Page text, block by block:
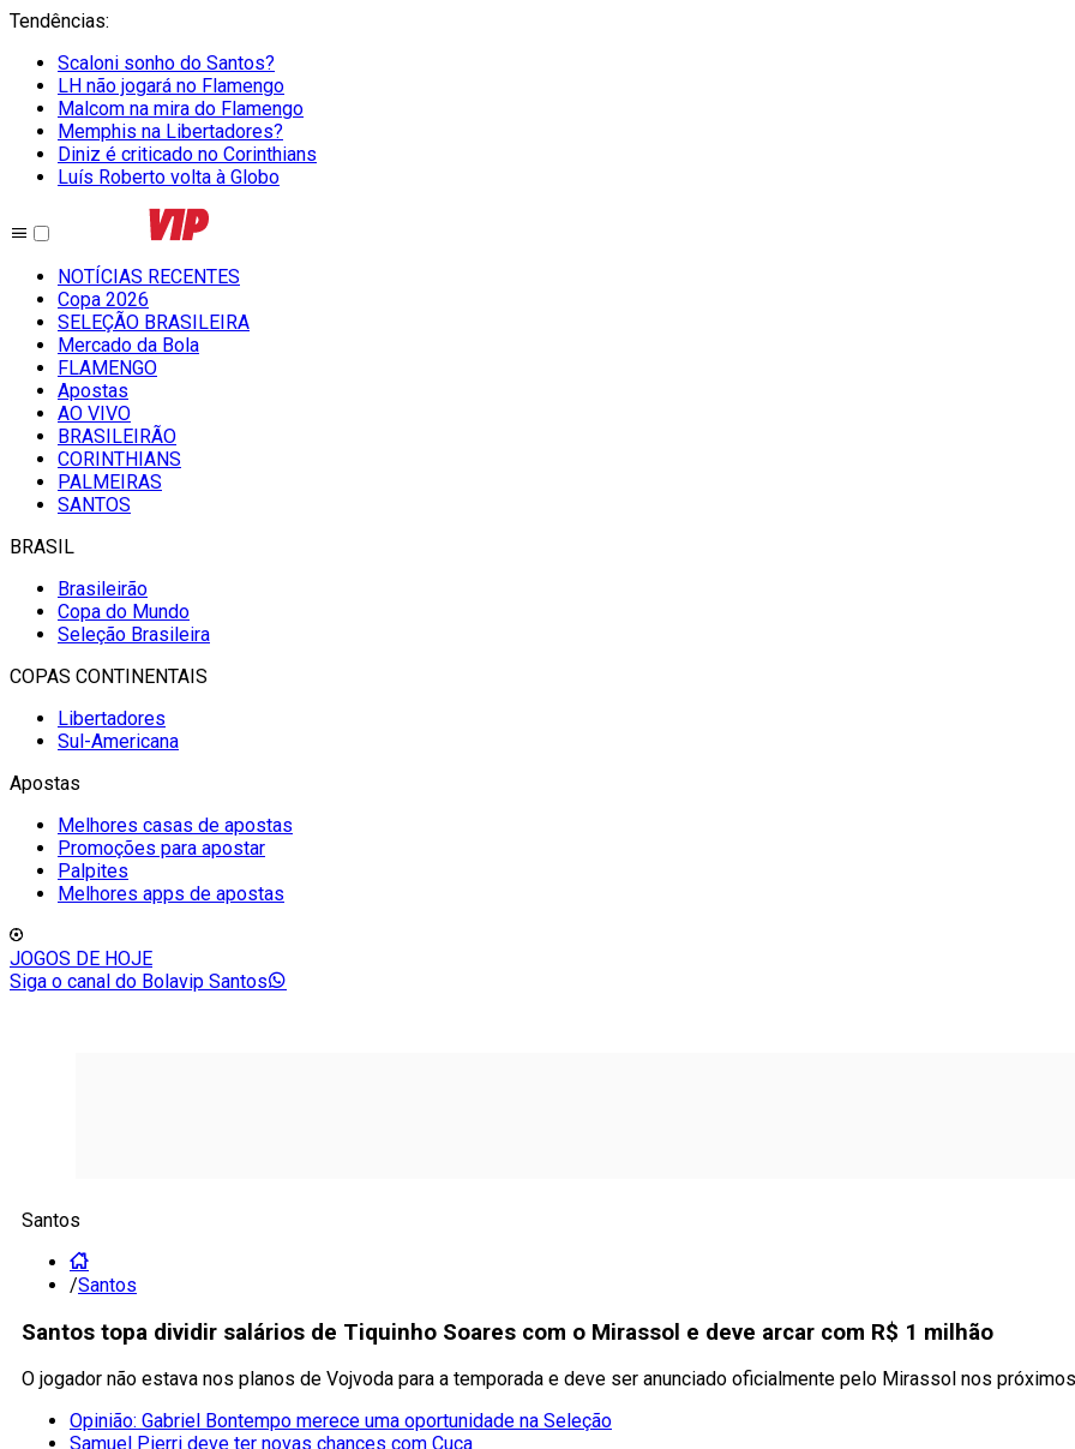
Tendências:
Scaloni sonho do Santos?
LH não jogará no Flamengo
Malcom na mira do Flamengo
Memphis na Libertadores?
Diniz é criticado no Corinthians
Luís Roberto volta à Globo
NOTÍCIAS RECENTES
Copa 2026
SELEÇÃO BRASILEIRA
Mercado da Bola
FLAMENGO
Apostas
AO VIVO
BRASILEIRÃO
CORINTHIANS
PALMEIRAS
SANTOS
BRASIL
Brasileirão
Copa do Mundo
Seleção Brasileira
COPAS CONTINENTAIS
Libertadores
Sul-Americana
Apostas
Melhores casas de apostas
Promoções para apostar
Palpites
Melhores apps de apostas
JOGOS DE HOJE
Siga o canal do Bolavip Santos
Santos
/Santos
Santos topa dividir salários de Tiquinho Soares com o Mirassol e deve arcar com R$ 1 milhão
O jogador não estava nos planos de Vojvoda para a temporada e deve ser anunciado oficialmente pelo Mirassol nos
Opinião: Gabriel Bontempo merece uma oportunidade na Seleção
Samuel Pierri deve ter novas chances com Cuca